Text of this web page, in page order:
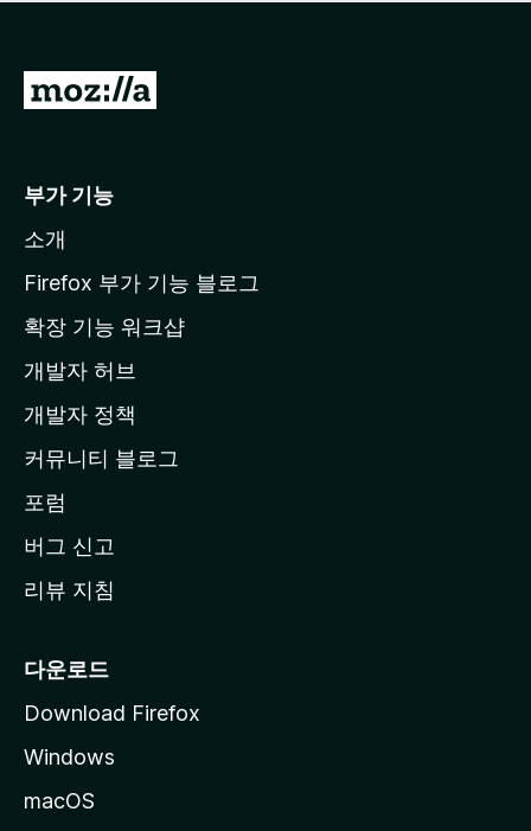
점
습
니
M
l
a
페
이
지
이
동
부가 기능
소개
Firefox 부가 기능 블로그
확장 기능 워크샵
개발자 허브
개발자 정책
커뮤니티 블로그
포럼
버그 신고
리뷰 지침
다운로드
Download Firefox
Windows
macOS